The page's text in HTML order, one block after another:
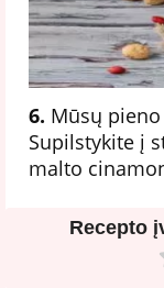
6. Mūsų
Supilstykite į
malto
Recepto